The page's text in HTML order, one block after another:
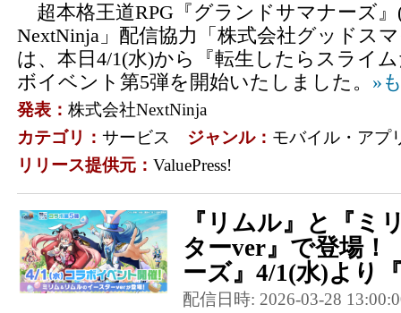
超本格王道RPG『グランドサマナーズ
NextNinja」配信協力「株式会社グッドス
は、本日4/1(水)から『転生したらスライ
ボイベント第5弾を開始いたしました。 »
発表： 株式会社NextNinja
カテゴリ： サービス ジャンル： モバイル・アプ
リリース提供元： ValuePress!
『リムル』と『ミ
ターver』で登場！
ーズ』4/1(水)より
配信日時: 2026-03-28